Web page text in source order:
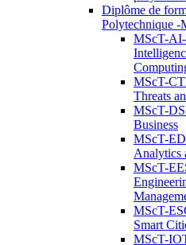
Diplôme de
Polytechnique -
MScT-
MScT-
Threats
MScT-
Business
MScT-
Analytics
MScT-
MScT-
Smart
MScT-